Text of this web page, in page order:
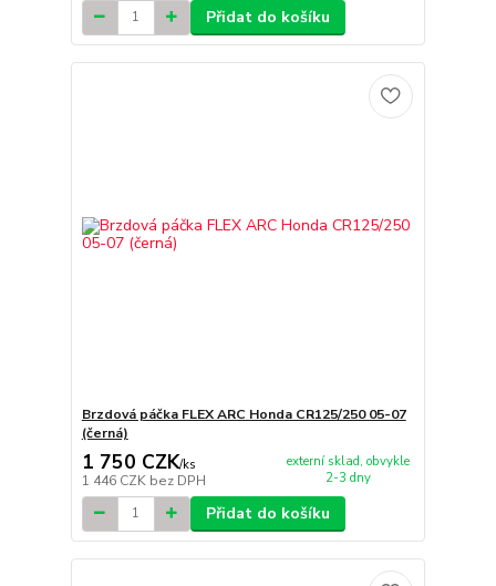
Přidat do košíku
Brzdová páčka FLEX ARC Honda CR125/250 05-07
(černá)
1 750 CZK/ks
1 446 CZK bez DPH
externí sklad, obvykle
2-3 dny
Přidat do košíku